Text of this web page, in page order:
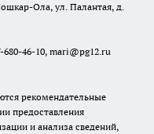
Ола, ул. Палантая, д.
46-10, mari@pg12.ru
рекомендательные
предоставления
и анализа сведений,